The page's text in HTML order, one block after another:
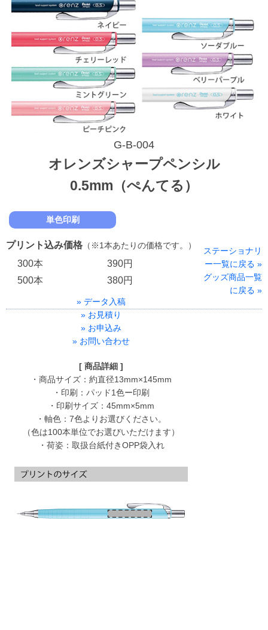
G-B-004
オレンズシャープペンシル
0.5mm（ぺんてる）
単色印刷
プリント込み価格 （※1本あたりの価格です。）
300本
500本
390円
380円
» データ入稿
» お見積り
» お申込み
» お問い合わせ
[ 商品詳細 ]
・商品サイズ：約直径13mm×145mm
・印刷：パッド1色ー印刷
・印刷サイズ：45mm×5mm
・軸色：7色よりお選びください。
（色は100本単位でお選びいただけます）
・荷姿：取扱台紙付きOPP袋入れ
ステーショナリ
ー一覧に戻る »
グッズ商品一覧
に戻る »